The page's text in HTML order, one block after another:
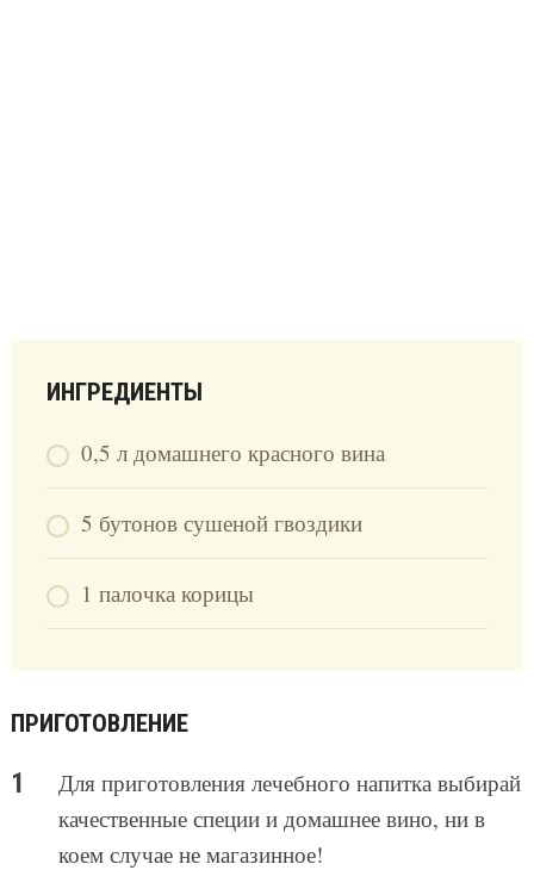
ИНГРЕДИЕНТЫ
0,5 л домашнего красного вина
5 бутонов сушеной гвоздики
1 палочка корицы
ПРИГОТОВЛЕНИЕ
Для приготовления лечебного напитка выбирай
качественные специи и домашнее вино, ни в
коем случае не магазинное!